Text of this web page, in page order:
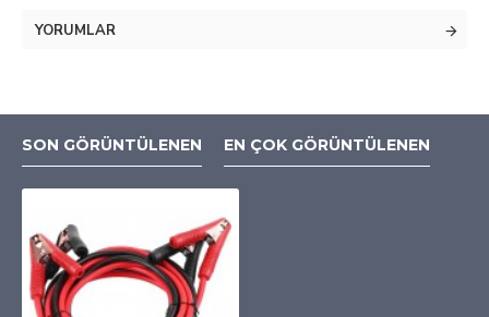
YORUMLAR
SON GÖRÜNTÜLENEN EN ÇOK GÖRÜNTÜLENEN